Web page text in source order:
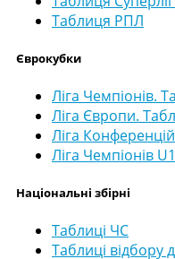
Таблиця РПЛ
Єврокубки
Ліга Чемпіонів.
Ліга Європи.
Ліга
Ліга Чемпіонів
Національні збірні
Таблиці ЧС
Таблиці відбору